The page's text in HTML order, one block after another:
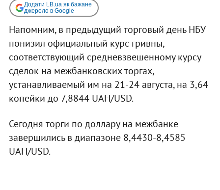
Додати LB.ua як бажане
джерело в Google
Напомним, в предыдущий торговый день НБУ
понизил официальный курс гривны,
соответствующий средневзвешенному курсу
сделок на межбанковских торгах,
устанавливаемый им на 21-24 августа, на 3,64
копейки до 7,8844 UAH/USD.
Сегодня торги по доллару на межбанке
завершились в диапазоне 8,4430-8,4585
UAH/USD.